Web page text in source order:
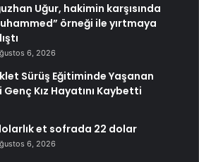
Uğur, hakimin karşısında
örneği ile yırtmaya
6, 2026
Sürüş Eğitiminde Yaşanan
Kız Hayatını Kaybetti
et sofrada 22 dolar
6, 2026